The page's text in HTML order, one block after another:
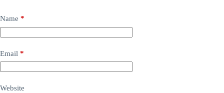
Name *
Email *
Website